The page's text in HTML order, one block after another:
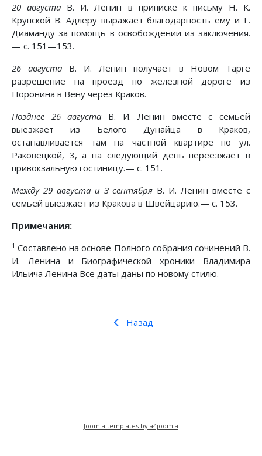
20 августа В. И. Ленин в приписке к письму Н. К.
Крупской В. Адлеру выражает благодарность ему и Г.
Диаманду за помощь в освобождении из заключения.
— с. 151—153.
26 августа В. И. Ленин получает в Новом Тарге
разрешение на проезд по железной дороге из
Поронина в Вену через Краков.
Позднее 26 августа В. И. Ленин вместе с семьей
выезжает из Белого Дунайца в Краков,
останавливается там на частной квартире по ул.
Раковецкой, 3, а на следующий день переезжает в
привокзальную гостиницу.— с. 151.
Между 29 августа и 3 сентября В. И. Ленин вместе с
семьей выезжает из Кракова в Швейцарию.— с. 153.
Примечания:
1 Составлено на основе Полного собрания сочинений В.
И. Ленина и Биографической хроники Владимира
Ильича Ленина Все даты даны по новому стилю.
Назад
Joomla templates by a4joomla